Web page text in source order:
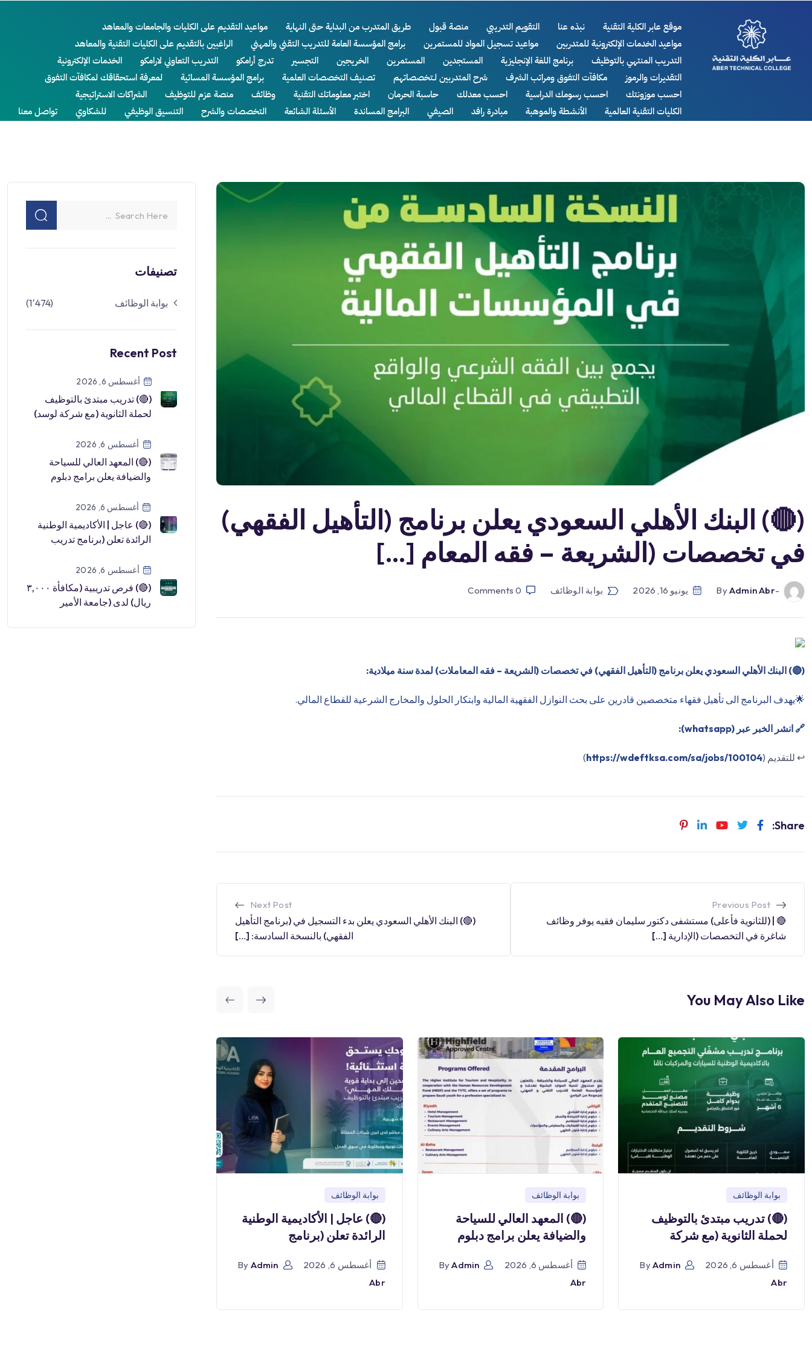
موقع عابر الكلية التقنية نبذه عنا التقويم التدريبي منصة قبول طريق المتدرب من البداية حتى النهاية
مواعيد التقديم على الكليات والجامعات والمعاهد
مواعيد الخدمات الإلكترونية للمتدربين
مواعيد تسجيل المواد للمستمرين برامج المؤسسة العامة للتدريب التقني والمهني
الراغبين بالتقديم على الكليات التقنية والمعاهد
التدريب المنتهي بالتوظيف
برنامج اللغة الإنجليزية المستجدين المستمرين الخريجين التجسير تدرج أرامكو التدريب التعاوني لارامكو
الخدمات الإلكترونية
التقديرات والرموز
مكافآت التفوق ومراتب الشرف شرح المتدربين لـتخصصاتهم تصنيف التخصصات العلمية برامج المؤسسة المسائية
لمعرفة استحقاقك لمكافآت التفوق
احسب موزونتك
احسب رسومك الدراسية احسب معدلك حاسبة الحرمان اختبر معلوماتك التقنية وظائف منصة عزم للتوظيف
الشراكات الاستراتيجية
الكليات التقنية العالمية
الأنشطة والموهبة مبادرة رافد الصيفي البرامج المساندة الأسئلة الشائعة التخصصات والشرح التنسيق الوظيفي للشكاوي تواصل معنا
(🔴) البنك الأهلي السعودي يعلن برنامج (التأهيل الفقهي)
في تخصصات (الشريعة – فقه المعام […]
-by
Admin Abr يونيو 16, 2026 بوابة الوظائف 0
Comments
(
🔴) البنك الأهلي السعودي يعلن برنامج (التأهيل الفقهي) في تخصصات (الشريعة – فقه المعاملات) لمدة سنة ميلادية:
🌟يهدف البرنامج الى تأهيل فقهاء متخصصين قادرين على بحث النوازل الفقهية المالية وابتكار الحلول والمخارج الشرعية للقطاع المالي.
🔗 انشر الخبر عبر (whatsapp):
↩️ للتقديم (https://wdeftksa.com/sa/jobs/100104
)
Share:
Previous Post
🔴 | (للثانوية فأعلى) مستشفى دكتور سليمان فقيه يوفر وظائف
شاغرة في التخصصات (الإدارية […]
Next Post
(🔴) البنك الأهلي السعودي يعلن بدء التسجيل في (برنامج التأهيل
الفقهي) بالنسخة السادسة: […]
You May Also Like
بوابة الوظائف
(🔴) تدريب مبتدئ بالتوظيف
لحملة الثانوية (مع شركة
أغسطس 6, 2026 ByAdmin
Abr
بوابة الوظائف
(🔴) المعهد العالي للسياحة
والضيافة يعلن برامج دبلوم
أغسطس 6, 2026 ByAdmin
Abr
بوابة الوظائف
(🔴) عاجل | الأكاديمية الوطنية
الرائدة تعلن (برنامج
أغسطس 6, 2026 By Admin
Abr
تصنيفات
بوابة الوظائف (1٬474)
Recent Post
أغسطس 6, 2026
(🔴) تدريب مبتدئ بالتوظيف
لحملة الثانوية (مع شركة لوسد)
[…]أغسطس 6, 2026
(🔴) المعهد العالي للسياحة
والضيافة يعلن برامج دبلوم
إدا […]أغسطس 6, 2026
(🔴) عاجل | الأكاديمية الوطنية
الرائدة تعلن (برنامج تدريب
[…]أغسطس 6, 2026
(🔴) فرص تدريبية (مكافأة ٣,٠٠٠
ريال) لدى (جامعة الأمير